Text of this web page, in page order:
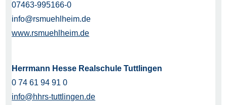
07463-995166-0
info@rsmuehlheim.de
www.rsmuehlheim.de
Herrmann Hesse Realschule Tuttlingen
0 74 61 94 91 0
info@hhrs-tuttlingen.de